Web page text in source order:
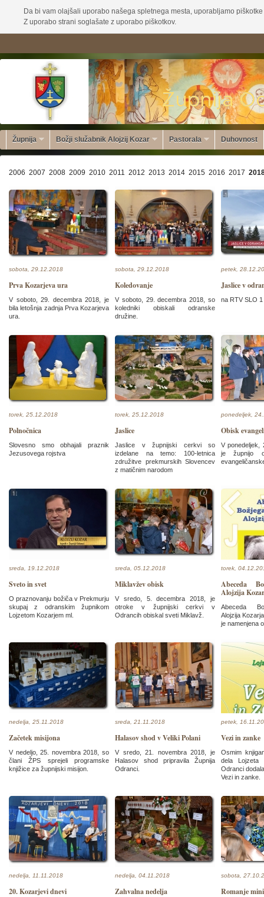
Da bi vam olajšali uporabo našega spletnega mesta, uporabljamo
Z uporabo strani soglašate z uporabo piškotkov.
Župnija Božji služabnik Alojzij Kozar Pastorala Duhovnost
2006 2007 2008 2009 2010 2011 2012 2013 2014 2015 2016 2017
sobota, 29.12.2018
Prva Kozarjeva ura
V soboto, 29. decembra 2018, je
bila letošnja zadnja Prva Kozarjeva
ura.
sobota, 29.12.2018
Koledovanje
V soboto, 29. decembra 2018, so
koledniki obiskali odranske
družine.
petek,
Jaslice v
na RTV SLO 1
torek, 25.12.2018
Polnočnica
Slovesno smo obhajali praznik
Jezusovega rojstva
torek, 25.12.2018
Jaslice
Jaslice v župnijski cerkvi so
izdelane na temo: 100-letnica
združitve prekmurskih Slovencev
z matičnim narodom
ponedeljek,
Obisk
V ponedeljek,
je župnijo
sreda, 19.12.2018
Sveto in svet
O praznovanju božiča v Prekmurju
skupaj z odranskim župnikom
Lojzetom Kozarjem ml.
sreda, 05.12.2018
Miklavžev obisk
V sredo, 5. decembra 2018, je
otroke v župnijski cerkvi v
Odrancih obiskal sveti Miklavž.
torek,
Abeceda
Alojzija
Abeceda
Alojzija
je namenjena
nedelja, 25.11.2018
Začetek misijona
V nedeljo, 25. novembra 2018, so
člani ŽPS sprejeli programske
knjižice za župnijski misijon.
sreda, 21.11.2018
Halasov shod v Veliki Polani
V sredo, 21. novembra 2018, je
Halasov shod pripravila Župnija
Odranci.
petek,
Vezi in zanke
Osmim
dela Lojzeta
Odranci
Vezi in zanke.
nedelja, 11.11.2018
20. Kozarjevi dnevi
nedelja, 04.11.2018
Zahvalna nedelja
sobota,
Romanje